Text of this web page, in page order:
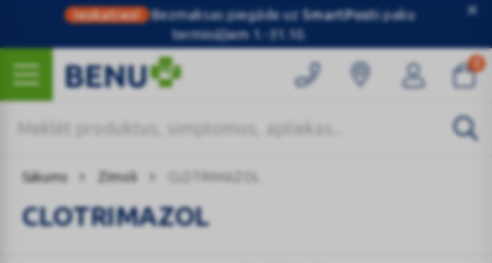
Ieskaties! Bezmaksas piegāde uz SmartPostipaku
termināļiem 1.-31.10.
0
Sākums Zīmoli CLOTRIMAZOL
CLOTRIMAZOL